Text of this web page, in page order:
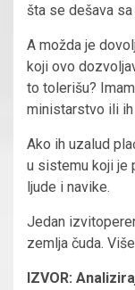
šta se dešava
A možda je
koji ovo
to tolerišu?
ministarstvo ili
Ako ih uzalud
u sistemu koji je
ljude i navike.
Jedan
zemlja čuda.
IZVOR: